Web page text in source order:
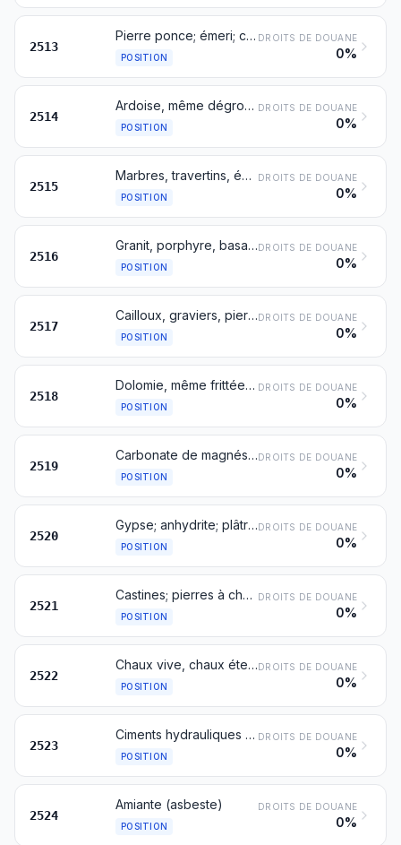
2513
Pierre ponce; émeri; corindon naturel, grenat naturel et autres abrasifs naturels, même traités thermiquement
POSITION
DROITS DE DOUANE
0%
2514
Ardoise, même dégrossie ou simplement débitée, par sciage ou autrement, en blocs ou en plaques de forme carrée ou rectangulaire
POSITION
DROITS DE DOUANE
0%
2515
Marbres, travertins, écaussines et autres pierres calcaires de taille ou de construction d'une densité apparente égale ou supérieure à 2,5, et albâtre, même dégrossis ou simplement débités, par sciage ou autrement, en blocs ou en plaques de forme carrée ou rectangulaire
POSITION
DROITS DE DOUANE
0%
2516
Granit, porphyre, basalte, grès et autres pierres de taille ou de construction, même dégrossis ou simplement débités, par sciage ou autrement, en blocs ou en plaques de forme carrée ou rectangulaire
POSITION
DROITS DE DOUANE
0%
2517
Cailloux, graviers, pierres concassées, des types généralement utilisés pour le bétonnage ou pour l'empierrement des routes, des voies ferrées ou autres ballasts, galets et silex, même traités thermiquement; macadam de laitier, de scories ou de déchets industriels similaires, même comprenant des matières reprises dans la première partie du libellé; tarmacadam; granulés, éclats et poudres de pierres des nos 2515 ou 2516, même traités thermiquement
POSITION
DROITS DE DOUANE
0%
2518
Dolomie, même frittée ou calcinée, y compris la dolomie dégrossie ou simplement débitée, par sciage ou autrement, en blocs ou en plaques de forme carrée ou rectangulaire
POSITION
DROITS DE DOUANE
0%
2519
Carbonate de magnésium naturel (magnésite); magnésie électrofondue; magnésie calcinée à mort (frittée), même contenant de faibles quantités d'autres oxydes ajoutés avant le frittage; autre oxyde de magnésium, même pur
POSITION
DROITS DE DOUANE
0%
2520
Gypse; anhydrite; plâtres, même colorés ou additionnés de faibles quantités d'accélérateurs ou de retardateurs
POSITION
DROITS DE DOUANE
0%
2521
Castines; pierres à chaux ou à ciment
POSITION
DROITS DE DOUANE
0%
2522
Chaux vive, chaux éteinte et chaux hydraulique, à l'exclusion de l'oxyde et de l'hydroxyde de calcium du no 2825
POSITION
DROITS DE DOUANE
0%
2523
Ciments hydrauliques (y compris les ciments non pulvérisés dits « clinkers »), même colorés
POSITION
DROITS DE DOUANE
0%
2524
Amiante (asbeste)
POSITION
DROITS DE DOUANE
0%